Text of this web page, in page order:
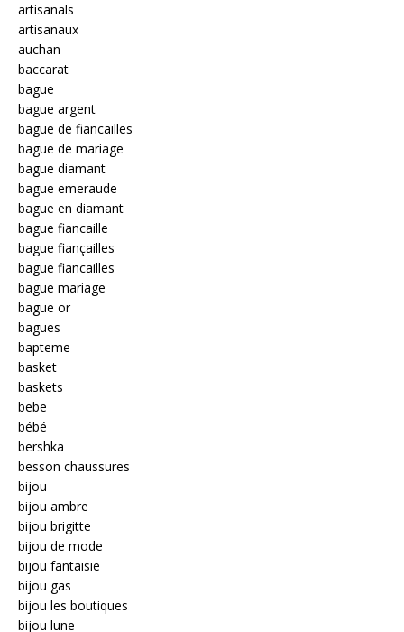
artisanals
artisanaux
auchan
baccarat
bague
bague argent
bague de fiancailles
bague de mariage
bague diamant
bague emeraude
bague en diamant
bague fiancaille
bague fiançailles
bague fiancailles
bague mariage
bague or
bagues
bapteme
basket
baskets
bebe
bébé
bershka
besson chaussures
bijou
bijou ambre
bijou brigitte
bijou de mode
bijou fantaisie
bijou gas
bijou les boutiques
bijou lune